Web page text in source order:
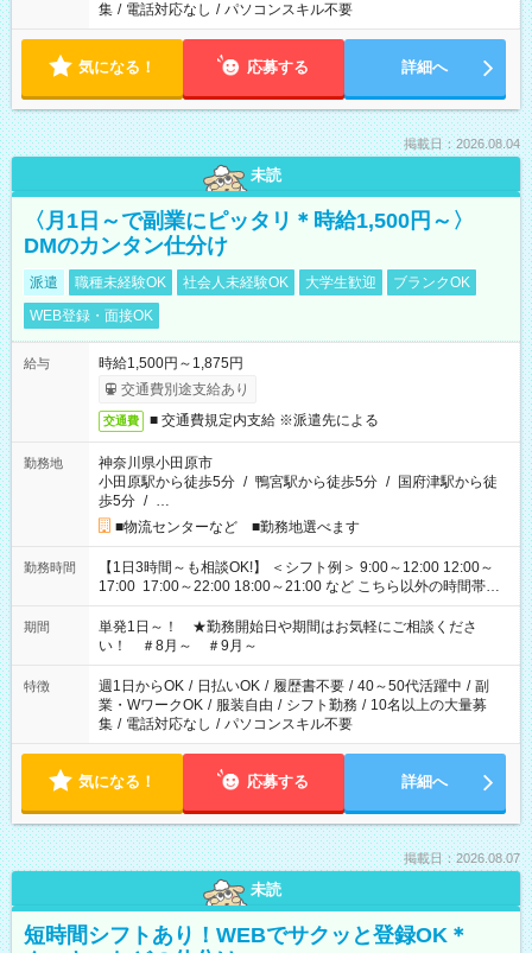
集 / 電話対応なし / パソコンスキル不要
気になる！ 応募する 詳細へ
掲載日：2026.08.04
未読
〈月1日～で副業にピッタリ＊時給1,500円～〉
DMのカンタン仕分け
派遣 職種未経験OK 社会人未経験OK 大学生歓迎
ブランクOK
WEB登録・面接OK
給与
時給1,500円～1,875円
交通費別途支給あり
交通費 ■ 交通費規定内支給 ※派遣先による
勤務地
神奈川県小田原市
小田原駅から徒歩5分 / 鴨宮駅から徒歩5分 / 国府津駅から徒
歩5分 / …
■物流センターなど ■勤務地選べます
勤務時間
【1日3時間～も相談OK!】 ＜シフト例＞ 9:00～12:00 12:00～
17:00 17:00～22:00 18:00～21:00 など こちら以外の時間帯も
お気軽にご相談ください！
期間
単発1日～！ ★勤務開始日や期間はお気軽にご相談くださ
い！ ＃8月～ ＃9月～
特徴 週1日からOK / 日払いOK / 履歴書不要 / 40～50代活躍中 / 副
業・WワークOK / 服装自由 / シフト勤務 / 10名以上の大量募
集 / 電話対応なし / パソコンスキル不要
気になる！ 応募する 詳細へ
掲載日：2026.08.07
未読
短時間シフトあり！WEBでサクッと登録OK＊